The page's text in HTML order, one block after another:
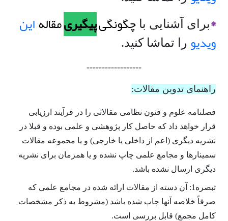
*برای آشنایی با چگونگیپیگیریمقالهاین
ویدیو را تماشا کنید.
------------------
راهنمای تدوین مقالات:
فصلنامه علوم و فنون نظامی مقالاتی را در فرآیند ارزیابی
قرار خواهد داد که حاصل کار پژوهشی و علمی بوده و قبلا در
نشریه دیگری (اعم از داخلی یا خارجی) و یا مجموعه مقالات
سمینارها و مجامع علمی چاپ نشده و یا همزمان برای نشریه
دیگری ارسال نشده باشد.
تبصره1: آن دسته از مقالات ارائه شده در مجامع علمی که
صرفاً خلاصه آنها چاپ شده باشد (مشروط به ذکر مشخصات
کامل مجمع) قابل بررسی است.